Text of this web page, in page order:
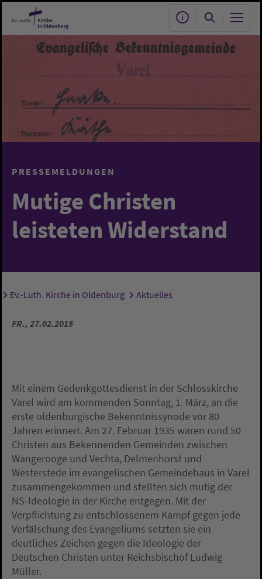
Zum Hauptinhalt springen
PRESSEMELDUNGEN
Mutige Christen
leisteten Widerstand
Sie sind hier:
Ev.-Luth. Kirche in Oldenburg Aktuelles
FR., 27.02.2015
Mit einem Gedenkgottesdienst in der Schlosskirche
Varel wird am kommenden Sonntag, 1. März, an die
erste oldenburgische Bekenntnissynode vor 80
Jahren erinnert. Am 27. Februar 1935 waren rund 50
Christen aus Bekennenden Gemeinden zwischen
Wangerooge und Vechta, Delmenhorst und
Westerstede im evangelischen Gemeindehaus in Varel
zusammengekommen und stellten sich mutig der
NS-Ideologie in der Kirche entgegen. Mit der
Verpflichtung zu entschlossenem Kampf gegen jede
Verfälschung des Evangeliums setzten sie ein
deutliches Zeichen gegen die Ideologie der
Deutschen Christen unter Reichsbischof Ludwig
Müller.